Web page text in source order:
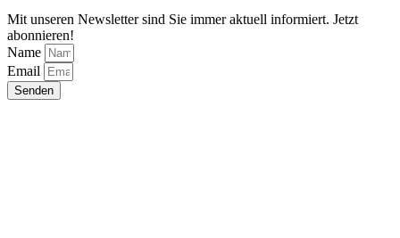
Mit unseren Newsletter sind Sie immer aktuell informiert. Jetzt
abonnieren!
Name
Email
Senden